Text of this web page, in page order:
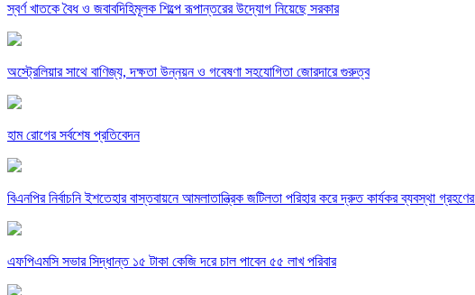
স্বর্ণ খাতকে বৈধ ও জবাবদিহিমূলক শিল্পে রূপান্তরের উদ্যোগ নিয়েছে সরকার
অস্ট্রেলিয়ার সাথে বাণিজ্য, দক্ষতা উন্নয়ন ও গবেষণা সহযোগিতা জোরদারে গুরুত্ব
হাম রোগের সর্বশেষ প্রতিবেদন
বিএনপির নির্বাচনি ইশতেহার বাস্তবায়নে আমলাতান্ত্রিক জটিলতা পরিহার করে দ্রুত কার্যকর ব্যবস্থা
এফপিএমসি সভার সিদ্ধান্ত ১৫ টাকা কেজি দরে চাল পাবেন ৫৫ লাখ পরিবার